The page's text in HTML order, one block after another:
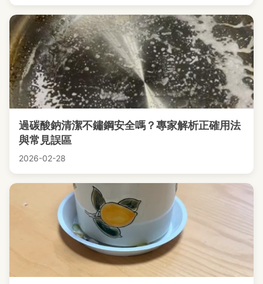
過碳酸鈉清潔不鏽鋼安全嗎？專家解析正確用法
與常見誤區
2026-02-28